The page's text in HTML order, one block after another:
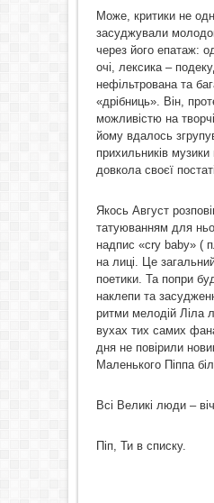
Може, критики не
засуджували
через його епатаж:
очі, лексика –
нефільтрована та
«дрібниць». Він,
можливістю на
йому вдалось
прихильників
довкола своєї
Якось Август
татуюванням для
надпис «сry baby» (
на лиці. Це
поетики. Та попри
наклепи та
ритми мелодій Ліла
вухах тих самих
дня не повірили
Маленького Піппа
Всі Великі люди –
Піп, Ти в списку.